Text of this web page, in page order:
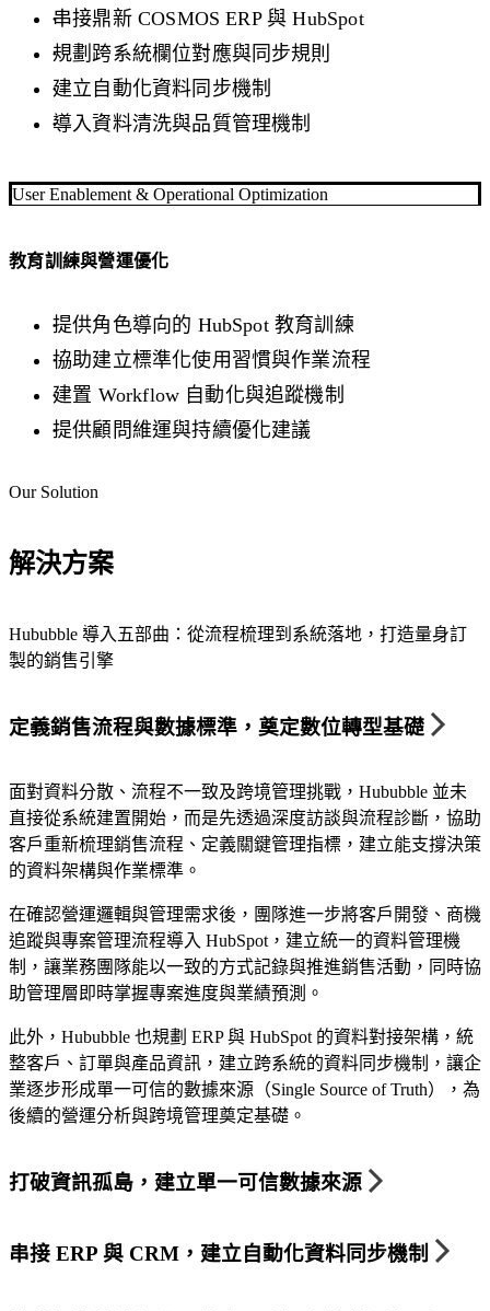
串接鼎新 COSMOS ERP 與 HubSpot
規劃跨系統欄位對應與同步規則
建立自動化資料同步機制
導入資料清洗與品質管理機制
User Enablement & Operational Optimization
教育訓練與營運優化
提供角色導向的 HubSpot 教育訓練
協助建立標準化使用習慣與作業流程
建置 Workflow 自動化與追蹤機制
提供顧問維運與持續優化建議
Our Solution
解決方案
Hububble 導入五部曲：從流程梳理到系統落地，打造量身訂
製的銷售引擎
定義銷售流程與數據標準，奠定數位轉型基礎
面對資料分散、流程不一致及跨境管理挑戰，Hububble 並未
直接從系統建置開始，而是先透過深度訪談與流程診斷，協助
客戶重新梳理銷售流程、定義關鍵管理指標，建立能支撐決策
的資料架構與作業標準。
在確認營運邏輯與管理需求後，團隊進一步將客戶開發、商機
追蹤與專案管理流程導入 HubSpot，建立統一的資料管理機
制，讓業務團隊能以一致的方式記錄與推進銷售活動，同時協
助管理層即時掌握專案進度與業績預測。
此外，Hububble 也規劃 ERP 與 HubSpot 的資料對接架構，統
整客戶、訂單與產品資訊，建立跨系統的資料同步機制，讓企
業逐步形成單一可信的數據來源（Single Source of Truth），為
後續的營運分析與跨境管理奠定基礎。
打破資訊孤島，建立單一可信數據來源
串接 ERP 與 CRM，建立自動化資料同步機制